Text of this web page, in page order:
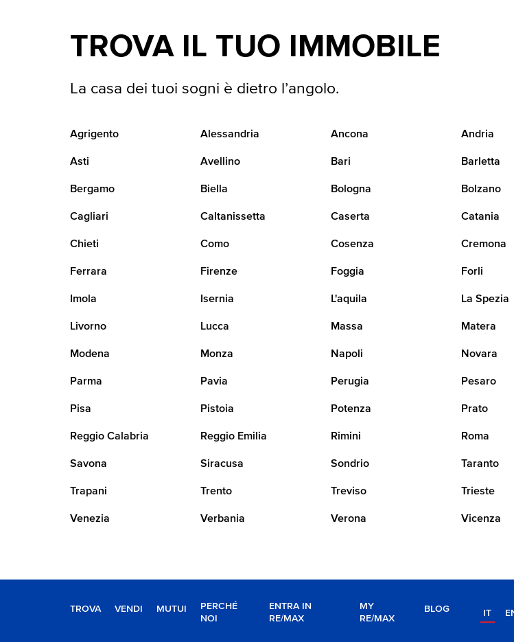
TROVA IL TUO IMMOBILE
La casa dei tuoi sogni è dietro l’angolo.
Agrigento Alessandria Ancona Andria
Asti Avellino Bari Barletta
Bergamo Biella Bologna Bolzano
Cagliari Caltanissetta Caserta Catania
Chieti Como Cosenza Cremona
Ferrara Firenze Foggia Forli
Imola Isernia L'aquila La Spezia
Livorno Lucca Massa Matera
Modena Monza Napoli Novara
Parma Pavia Perugia Pesaro
Pisa Pistoia Potenza Prato
Reggio Calabria Reggio Emilia Rimini Roma
Savona Siracusa Sondrio Taranto
Trapani Trento Treviso Trieste
Venezia Verbania Verona Vicenza
TROVA VENDI MUTUI
PERCHÉ
NOI
ENTRA IN
RE/MAX
MY
RE/MAX
BLOG IT